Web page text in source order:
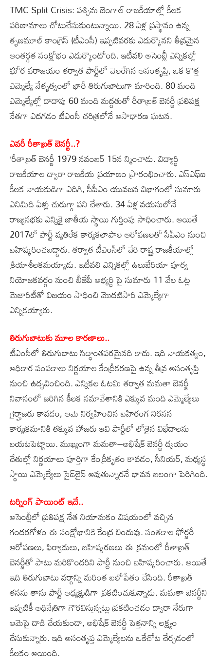
TMC Split Crisis: పశ్చిమ బెంగాల్‌ రాజకీయాల్లో కీలక
పరిణామాలు చోటుచేసుకుంటున్నాయి. 28 ఏళ్ల ప్రస్థానం ఉన్న
తృణమూల్‌ కాంగ్రెస్‌ (టీఎంసీ) ఇప్పటివరకు ఎదుర్కొనని తీవ్రమైన
అంతర్గత సంక్షోభం ఎదుర్కొంటోంది. ఇటీవలి అసెంబ్లీ ఎన్నికల్లో
ఘోర పరాజయం తర్వాత పార్టీలో చెలరేగిన అసంతృప్తి, ఒక కొత్త
ఎమ్మెల్యే నేతృత్వంలో భారీ తిరుగుబాటుగా మారింది. 80 మంది
ఎమ్మెల్యేల్లో దాదాపు 60 మంది మద్దతుతో రీతాబ్రత్‌ బెనర్జీ ప్రతిపక్ష
నేతగా ఎదగడం టీఎంసీ చరిత్రలోనే అసాధారణ ఘటన.
ఎవరీ రీతాబ్రత్‌ బెనర్జీ..?
’రీతాబ్రత్‌ బెనర్జీ 1979 నవంబర్‌ 15న న్మించాడు. విద్యార్థి
రాజకీయాల ద్వారా రాజకీయ ప్రయాణం ప్రారంభించారు. ఎస్‌ఎఫ్‌ఐ
కీలక నాయకుడిగా ఎదిగి, సీపీఎం యువజన విభాగంలో సుమారు
ఎనిమిది ఏళ్లు చురుగ్గా పని చేశారు. 34 ఏళ్ల వయసులోనే
రాజ్యసభకు ఎన్నికై జాతీయ స్థాయి గుర్తింపు సాధించారు. అయితే
2017లో పార్టీ వ్యతిరేక కార్యకలాపాల ఆరోపణలతో సీపీఎం నుంచి
బహిష్కరించబడ్డారు. తర్వాత టీఎంసీలో చేరి రాష్ట్ర రాజకీయాల్లో
క్రియాశీలకమయ్యాడు. ఇటీవలి ఎన్నికల్లో ఉలుబేరియా పూర్వ
నియోజకవర్గం నుంచి బీజేపీ అభ్యర్థి పై సుమారు 11 వేల ఓట్ల
మెజారిటీతో విజయం సాధించి మొదటిసారి ఎమ్మెల్యేగా
ఎన్నికయ్యారు.
తిరుగుబాటుకు మూల కారణాలు..
టీఎంసీలో తిరుగుబాటు సిద్ధాంతపరమైనది కాదు. ఇది నాయకత్వం,
అధికార పంపకాలు నిర్ణయాల కేంద్రీకరణపై ఉన్న తీవ్ర అసంతృప్తి
నుంచి ఉద్భవించింది. ఎన్నికల ఓటమి తర్వాత మమతా బెనర్జీ
నివాసంలో జరిగిన కీలక సమావేశానికి ఎక్కువ మంది ఎమ్మెల్యేలు
గైర్హాజరు కావడం, ఆమె నిర్వహించిన బహిరంగ నిరసన
కార్యక్రమానికి తక్కువ హాజరు ఇవి పార్టీలో లోతైన విభేదాలను
బయటపెట్టాయి. ముఖ్యంగా మమతా–అభిషేక్‌ బెనర్జీ ద్వయం
చేతుల్లో నిర్ణయాలు పూర్తిగా కేంద్రీకృతం కావడం, సీనియర్, మధ్యస్థ
స్థాయి ఎమ్మెల్యేలు సైడ్‌లైన్‌ అవుతున్నారనే భావన బలంగా పెరిగింది.
టర్నింగ్‌ పాయింట్‌ ఇదే..
అసెంబ్లీలో ప్రతిపక్ష నేత నియామకం విషయంలో వచ్చిన
గందరగోళం ఈ సంక్షోభానికి కేంద్ర బిందువు. సంతకాల ఫోర్జరీ
ఆరోపణలు, ఫిర్యాదులు, బహిష్కరణలు ఈ క్రమంలో రీతాబ్రత్‌
బెనర్జీతో పాటు మరికొందరిని పార్టీ నుంచి బహిష్కరించారు. అయితే
ఇది తిరుగుబాటు వర్గాన్ని మరింత బలోపేతం చేసింది. రీతాబ్రత్‌
తనను తాను పార్టీ అధ్యక్షుడిగా ప్రకటించుకున్నాడు. మమతా బెనర్జీని
ఇప్పటికీ అధినేత్రిగా గౌరవిస్తున్నట్లు ప్రకటించడం ద్వారా నేరుగా
ఆమెపై దాడి చేయకుండా, అభిషేక్‌ బెనర్జీ పెత్తనాన్ని లక్ష్యం
చేసుకున్నారు. ఇది అసంతృప్త ఎమ్మెల్యేలను ఒకేచోట చేర్చడంలో
కీలకం అయింది.